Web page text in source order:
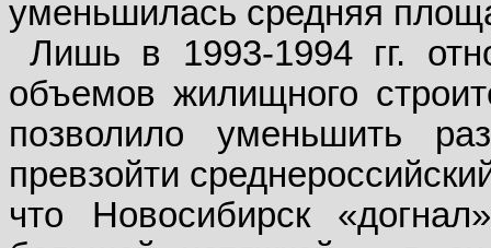
уменьшилась средняя
Лишь в 1993-1994 гг.
объемов жилищного
позволило уменьшить
превзойти
что Новосибирск